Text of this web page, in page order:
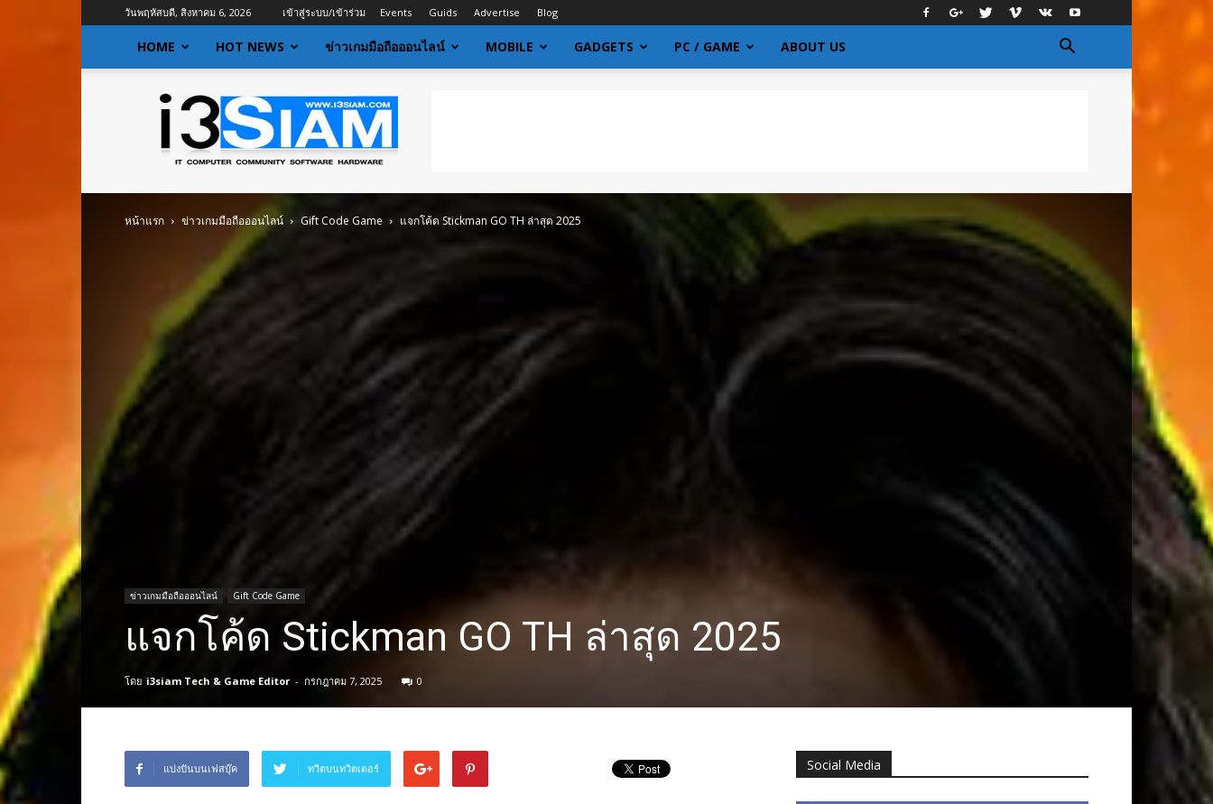
วันพฤหัสบดี, สิงหาคม 6, 2026 เข้าสู่ระบบ/เข้าร่วม Events Guids Advertise Blog
HOME HOT NEWS ข่าวเกมมือถือออนไลน์ MOBILE GADGETS PC / GAME ABOUT US
I3siam
ข่าว
ไอที
ข้อมูล
ข่าวสาร
เทคโนโลยี
หน้าแรก ข่าวเกมมือถือออนไลน์ Gift Code Game แจกโค้ด Stickman GO TH ล่าสุด 2025
ข่าวเกมมือถือออนไลน์ Gift Code Game
แจกโค้ด Stickman GO TH ล่าสุด 2025
โดย i3siam Tech & Game Editor - กรกฎาคม 7, 2025 0
แบ่งปันบนเฟสบุ๊ค ทวีตบนทวิตเตอร์ Social Media